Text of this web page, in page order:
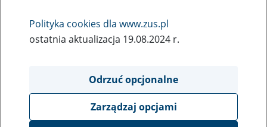
Polityka cookies dla www.zus.pl
ostatnia aktualizacja 19.08.2024 r.
Odrzuć opcjonalne
Zarządzaj opcjami